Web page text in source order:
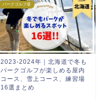
パークゴルフ場
2023-2024年｜北海道で冬も
パークゴルフが楽しめる屋内
コース、雪上コース、練習場
16選まとめ